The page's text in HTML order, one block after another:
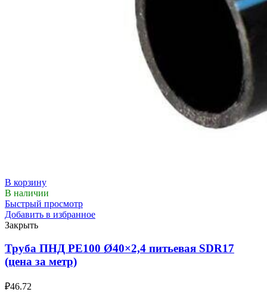
В корзину
В наличии
Быстрый просмотр
Добавить в избранное
Закрыть
Труба ПНД РЕ100 Ø40×2,4 питьевая SDR17
(цена за метр)
₽46.72